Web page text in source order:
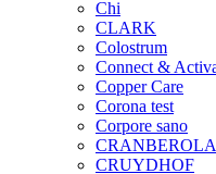
Chi
CLARK
Colostrum
Connect &
Copper Care
Corona test
Corpore sano
CRANBEROLA
CRUYDHOF